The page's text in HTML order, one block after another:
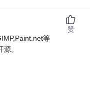
等
。
赞